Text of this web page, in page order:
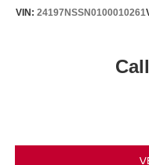
VIN: 24197NSSN0100010261